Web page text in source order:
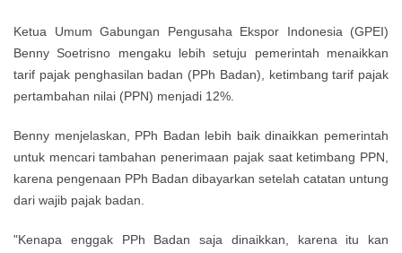
Ketua Umum Gabungan Pengusaha Ekspor Indonesia (GPEI)
Benny Soetrisno mengaku lebih setuju pemerintah menaikkan
tarif pajak penghasilan badan (PPh Badan), ketimbang tarif pajak
pertambahan nilai (PPN) menjadi 12%.
Benny menjelaskan, PPh Badan lebih baik dinaikkan pemerintah
untuk mencari tambahan penerimaan pajak saat ketimbang PPN,
karena pengenaan PPh Badan dibayarkan setelah catatan untung
dari wajib pajak badan.
"Kenapa enggak PPh Badan saja dinaikkan, karena itu kan